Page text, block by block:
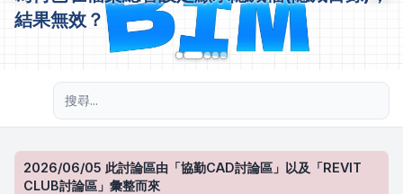
結果無效？
2026/06/05 此討論區由「協勤CAD討論區」以及「REVIT
CLUB討論區」彙整而來